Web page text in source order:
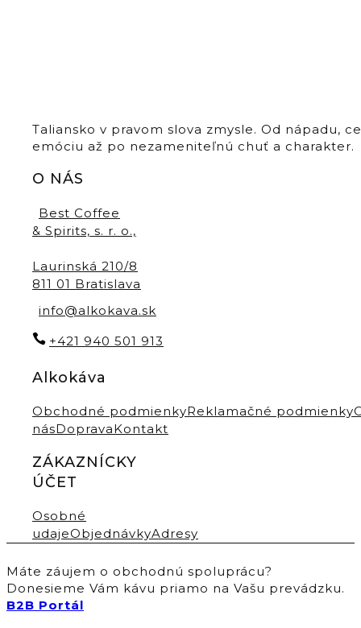
Taliansko v pravom slova zmysle. Od nápadu,
emóciu až po nezameniteľnú chuť a charakter.
O NÁS
Best Coffee
& Spirits, s. r. o.,
Laurinská 210/8
811 01 Bratislava
info@alkokava.sk
+421 940 501 913
Alkokáva
Obchodné podmienkyReklamačné podmienky
násDopravaKontakt
ZÁKAZNÍCKY
ÚČET
Osobné
udajeObjednávkyAdresy
Máte záujem o obchodnú spoluprácu?
Donesieme Vám kávu priamo na Vašu prevádzku.
B2B Portál